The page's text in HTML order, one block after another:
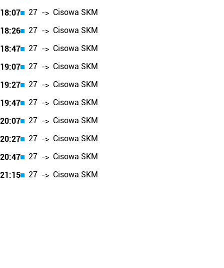
18:07
27 -> Cisowa SKM
18:26
27 -> Cisowa SKM
18:47
27 -> Cisowa SKM
19:07
27 -> Cisowa SKM
19:27
27 -> Cisowa SKM
19:47
27 -> Cisowa SKM
20:07
27 -> Cisowa SKM
20:27
27 -> Cisowa SKM
20:47
27 -> Cisowa SKM
21:15
27 -> Cisowa SKM